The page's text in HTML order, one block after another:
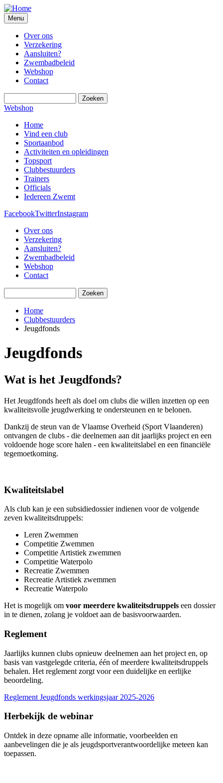
Overslaan
en
naar
inhoud
gaan
Menu
Over ons
Verzekering
Aansluiten?
Zwembadbeleid
Webshop
Contact
Webshop
Home
Vind een club
Sportaanbod
Activiteiten en opleidingen
Topsport
Clubbestuurders
Trainers
Officials
Iedereen Zwemt
FacebookTwitterInstagram
Over ons
Verzekering
Aansluiten?
Zwembadbeleid
Webshop
Contact
Kruimelpad
Home
Clubbestuurders
Jeugdfonds
Jeugdfonds
Wat is het Jeugdfonds?
Het Jeugdfonds heeft als doel om clubs die willen inzetten op een
kwaliteitsvolle jeugdwerking te ondersteunen en te belonen.
Dankzij de steun van de Vlaamse Overheid (Sport Vlaanderen)
ontvangen de clubs - die deelnemen aan dit jaarlijks project en een
voldoende hoge score halen - een kwaliteitslabel en een financiële
tegemoetkoming.
Kwaliteitslabel
Als club kan je een subsidiedossier indienen voor de volgende
zeven kwaliteitsdruppels:
Leren Zwemmen
Competitie Zwemmen
Competitie Artistiek zwemmen
Competitie Waterpolo
Recreatie Zwemmen
Recreatie Artistiek zwemmen
Recreatie Waterpolo
Het is mogelijk om voor meerdere kwaliteitsdruppels een dossier
in te dienen, zolang je voldoet aan de basisvoorwaarden.
Reglement
Jaarlijks kunnen clubs opnieuw deelnemen aan het project en, op
basis van vastgelegde criteria, één of meerdere kwaliteitsdruppels
behalen. Het reglement zorgt voor een duidelijke en eerlijke
beoordeling.
Reglement Jeugdfonds werkingsjaar 2025-2026
Herbekijk de webinar
Ontdek in deze opname alle informatie, voorbeelden en
aanbevelingen die je als jeugdsportverantwoordelijke meteen kan
toepassen.